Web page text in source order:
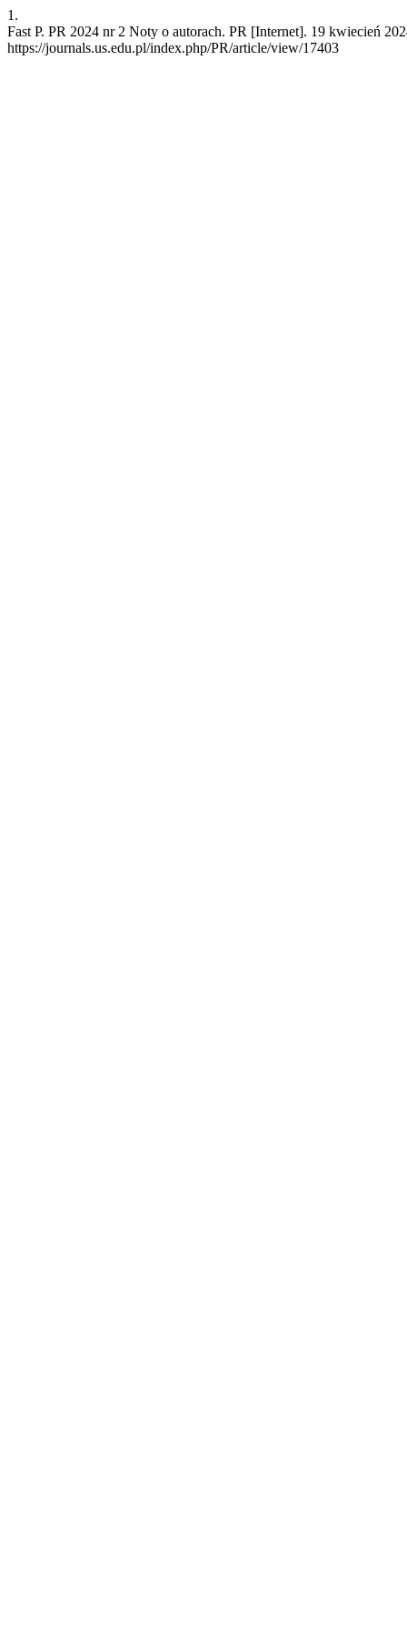
1.
Fast P. PR 2024 nr 2 Noty o autorach. PR [Internet]. 19 kwiecień
https://journals.us.edu.pl/index.php/PR/article/view/17403